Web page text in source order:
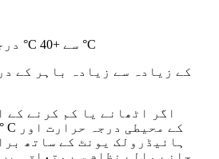
■ درجہ حرارت کی حد -10 °C سے +40 °C
اگر اٹھانے یا کم کرنے کے
ہائیڈرولک یونٹ کے ساتھ